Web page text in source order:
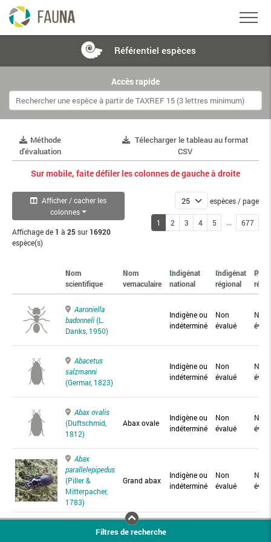
Référentiel espèces
Accès rapide
Méthode
d'évaluation
Télecharger le tableau au format
CSV
Sur mobile, faite défiler les colonnes de gauche à droite
Afficher / cacher les
colonnes
Affichage de 1 à 25sur 16920
espèce(s)
espèces / page
1 2 3 4 5 ... 677
Nom
scientifique
Nom
vernaculaire
Indigénat
national
Indigénat
régional
Aaroniella
badonneli(L.
Danks, 1950)
Indigène ou
indéterminé
Non
évalué
Non
Abacetus
salzmanni
(Germar, 1823)
Indigène ou
indéterminé
Non
évalué
Non
Abax ovalis
(Duftschmid,
1812)
Abax ovale
Indigène ou
indéterminé
Non
évalué
Non
Abax
parallelepipedus
(Piller &
Mitterpacher,
1783)
Grand abax
Indigène ou
indéterminé
Non
évalué
Non
Abax
Abax
Filtres de recherche